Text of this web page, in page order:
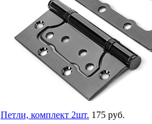
Петли, комплект 2шт. 175 руб.